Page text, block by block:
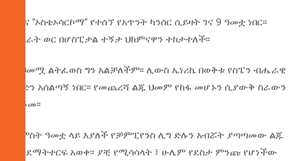
ዣና ’’ኦስቴኦሳርኮማ’’ የተሰኘ የአጥንት ካንሰር ሲይዛት ገና 9 ዓመቷ ነበር፡፡
ለአራት ወር በሆስፒታል ተኝታ ህክምናዋን ተከታተለች፡፡
ከህመሟ ልትፈወስ ግን አልቻለችም፡፡ ሊውስ ኤነሪኬ በወቅቱ የስፔን ብሔራዊ
ቡድን አሰልጣኝ ነበር፡፡ የመጨረሻ ልጁ ህመም የከፋ መሆኑን ሲያውቅ ስራውን
አቆመ፡፡
አምስት ዓመቷ ላይ እያለች የቻምፒየንስ ሊግ ድሉን አብሯት ያጣጣመው ልጁ
እንደማትተርፍ አወቀ፡፡ ያቺ የሚሳሳላት ፤ ሁሌም የደስታ ምንጩ የሆነችው